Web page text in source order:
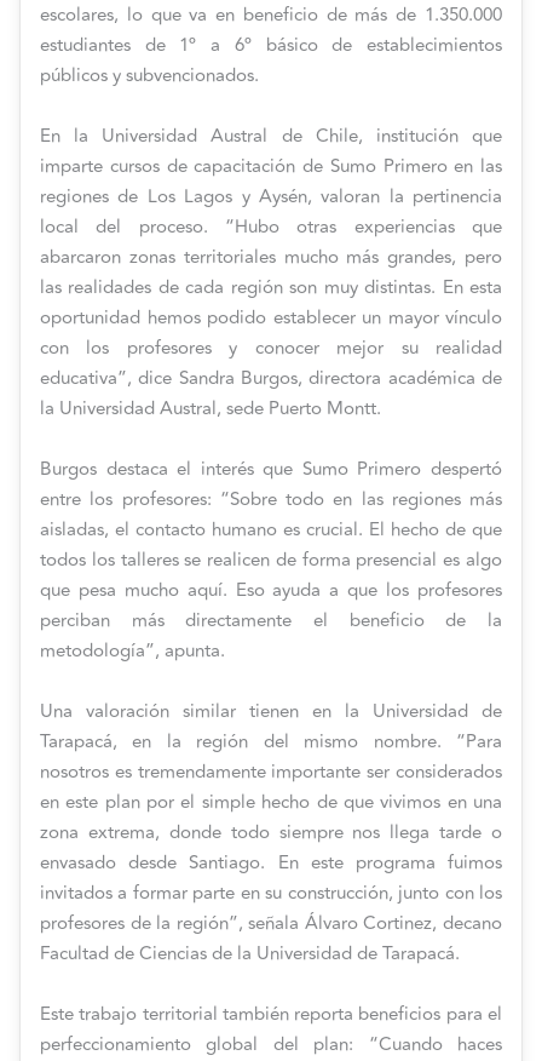
escolares, lo que va en beneficio de más de 1.350.000
estudiantes de 1º a 6º básico de establecimientos
públicos y subvencionados.
En la Universidad Austral de Chile, institución que
imparte cursos de capacitación de Sumo Primero en las
regiones de Los Lagos y Aysén, valoran la pertinencia
local del proceso. “Hubo otras experiencias que
abarcaron zonas territoriales mucho más grandes, pero
las realidades de cada región son muy distintas. En esta
oportunidad hemos podido establecer un mayor vínculo
con los profesores y conocer mejor su realidad
educativa”, dice Sandra Burgos, directora académica de
la Universidad Austral, sede Puerto Montt.
Burgos destaca el interés que Sumo Primero despertó
entre los profesores: “Sobre todo en las regiones más
aisladas, el contacto humano es crucial. El hecho de que
todos los talleres se realicen de forma presencial es algo
que pesa mucho aquí. Eso ayuda a que los profesores
perciban más directamente el beneficio de la
metodología”, apunta.
Una valoración similar tienen en la Universidad de
Tarapacá, en la región del mismo nombre. “Para
nosotros es tremendamente importante ser considerados
en este plan por el simple hecho de que vivimos en una
zona extrema, donde todo siempre nos llega tarde o
envasado desde Santiago. En este programa fuimos
invitados a formar parte en su construcción, junto con los
profesores de la región”, señala Álvaro Cortinez, decano
Facultad de Ciencias de la Universidad de Tarapacá.
Este trabajo territorial también reporta beneficios para el
perfeccionamiento global del plan: “Cuando haces